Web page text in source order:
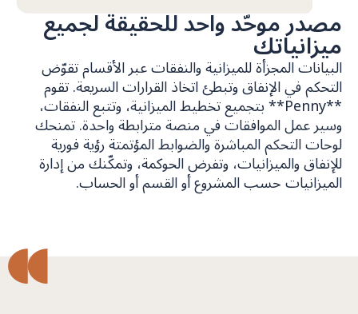
مصدر موحّد واحد للحقيقة لجميع
ميزانياتك
البيانات المجزأة للميزانية والنفقات عبر الأقسام تقوّض
التحكم في الإنفاق وتبطئ اتخاذ القرارات السريعة. تقوم
**Penny** بتجميع تخطيط الميزانية، وتتبع النفقات،
وسير عمل الموافقات في منصة مترابطة واحدة. تمنحك
لوحات التحكم المباشرة والضوابط المؤتمتة رؤية فورية
للإنفاق والميزانيات، وتفرض الحوكمة، وتمكّنك من إدارة
الميزانيات حسب المشروع أو القسم أو الحساب.